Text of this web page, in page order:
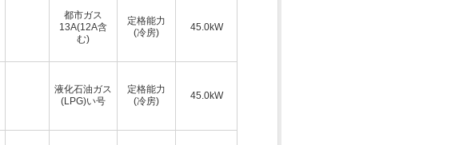
都市ガス
13A(12A含
む)
定格能力
(冷房)
45.0kW
液化石油ガス
(LPG)い号
定格能力
(冷房)
45.0kW